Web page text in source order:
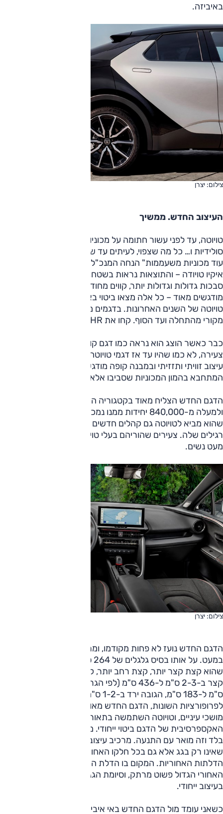
באיביזה.
צילום: יצרן
העיצוב החדש. ממשיך
טויוטה, עד לפני עשור חתומה על מכוניות המשדרות אמינות,
סולידיות ו… כל מה שצפוי, לעיתים עד שעמום – עברה מהפך. "לא
עוד מכוניות משעממות" הנחה המנכ"ל דאז והיושב ראש היום
איקיו טויודה – והתוצאות נראות בשטח, וביותר ממובן אחד.
סבכות גדולות וגדולות יותר, קווים מחודדים, פריטים מודגשים וגם
מודגשים מאוד – כל אלה מצאו ביטוי באופן כזה ואחר בדגמי
טויוטה של השנים האחרונות. בדגמים מסוימים הביטוי לכך היה
מקורי מהתחלה ועד הסוף. קחו את C-HR למשל.
כבר כאשר הוצג הוא נראה כמו דגם קונספט של סדנת עיצוב
עיצוב זוויתי ותזזיתי ובמבנה קופה מודגש – ממש לא כזה
המתחבא בהמון המכוניות שסביבו אלא כזה המכריז "שופוני".
הדגם החדש הצליח מאוד בקטגוריה הצפופה בה התמקם,
ולמעלה מ-840,000 יחידות ממנו נמכרו באירופה בלבד, תוך
שהוא מביא לטויוטה גם קהלים חדשים שאינם מזוהים עם רוכשים
רגילים שלה. צעירים שהוריהם בעלי טויוטות, צעירים בכלל, לא
מעט נשים.
צילום: יצרן
הדגם החדש נועז לא פחות מקודמו, ומרכיבי העיצוב הודגשו ולא
במעט. על אותו בסיס גלגלים של 264 ס"מ מונח כעת מרכב
שהוא קצת קצר יותר, קצת רחב יותר, קצת נמוך יותר; האורך
לפרופורציות השונות, הדגם החדש מאופיין בזוויות ובקימורים
מושכי עיניים, וטויוטה השתמשה בתאורת לד כדי להעניק לחזית
האקספרסיבית של הדגם ביטוי ייחודי. מאחור, גם שמה של טויוטה
בלד וזה מואר עם התנעה. מרכיב עיצובי נוסף הוא הצבע השחור
שאינו רק בגג אלא גם בכל חלקו האחורי של הרכב ועד לאמצע
הדלתות האחוריות. המקום בו הדלת האחורית פוגשת את הפנס
האחורי הגדול פשוט מרתק, וסיומת הגג מעל השמשה האחורית
בעיצוב ייחודי.
כשאני עומד מול הדגם החדש באי איביזה שבימים אלו של סתיו,